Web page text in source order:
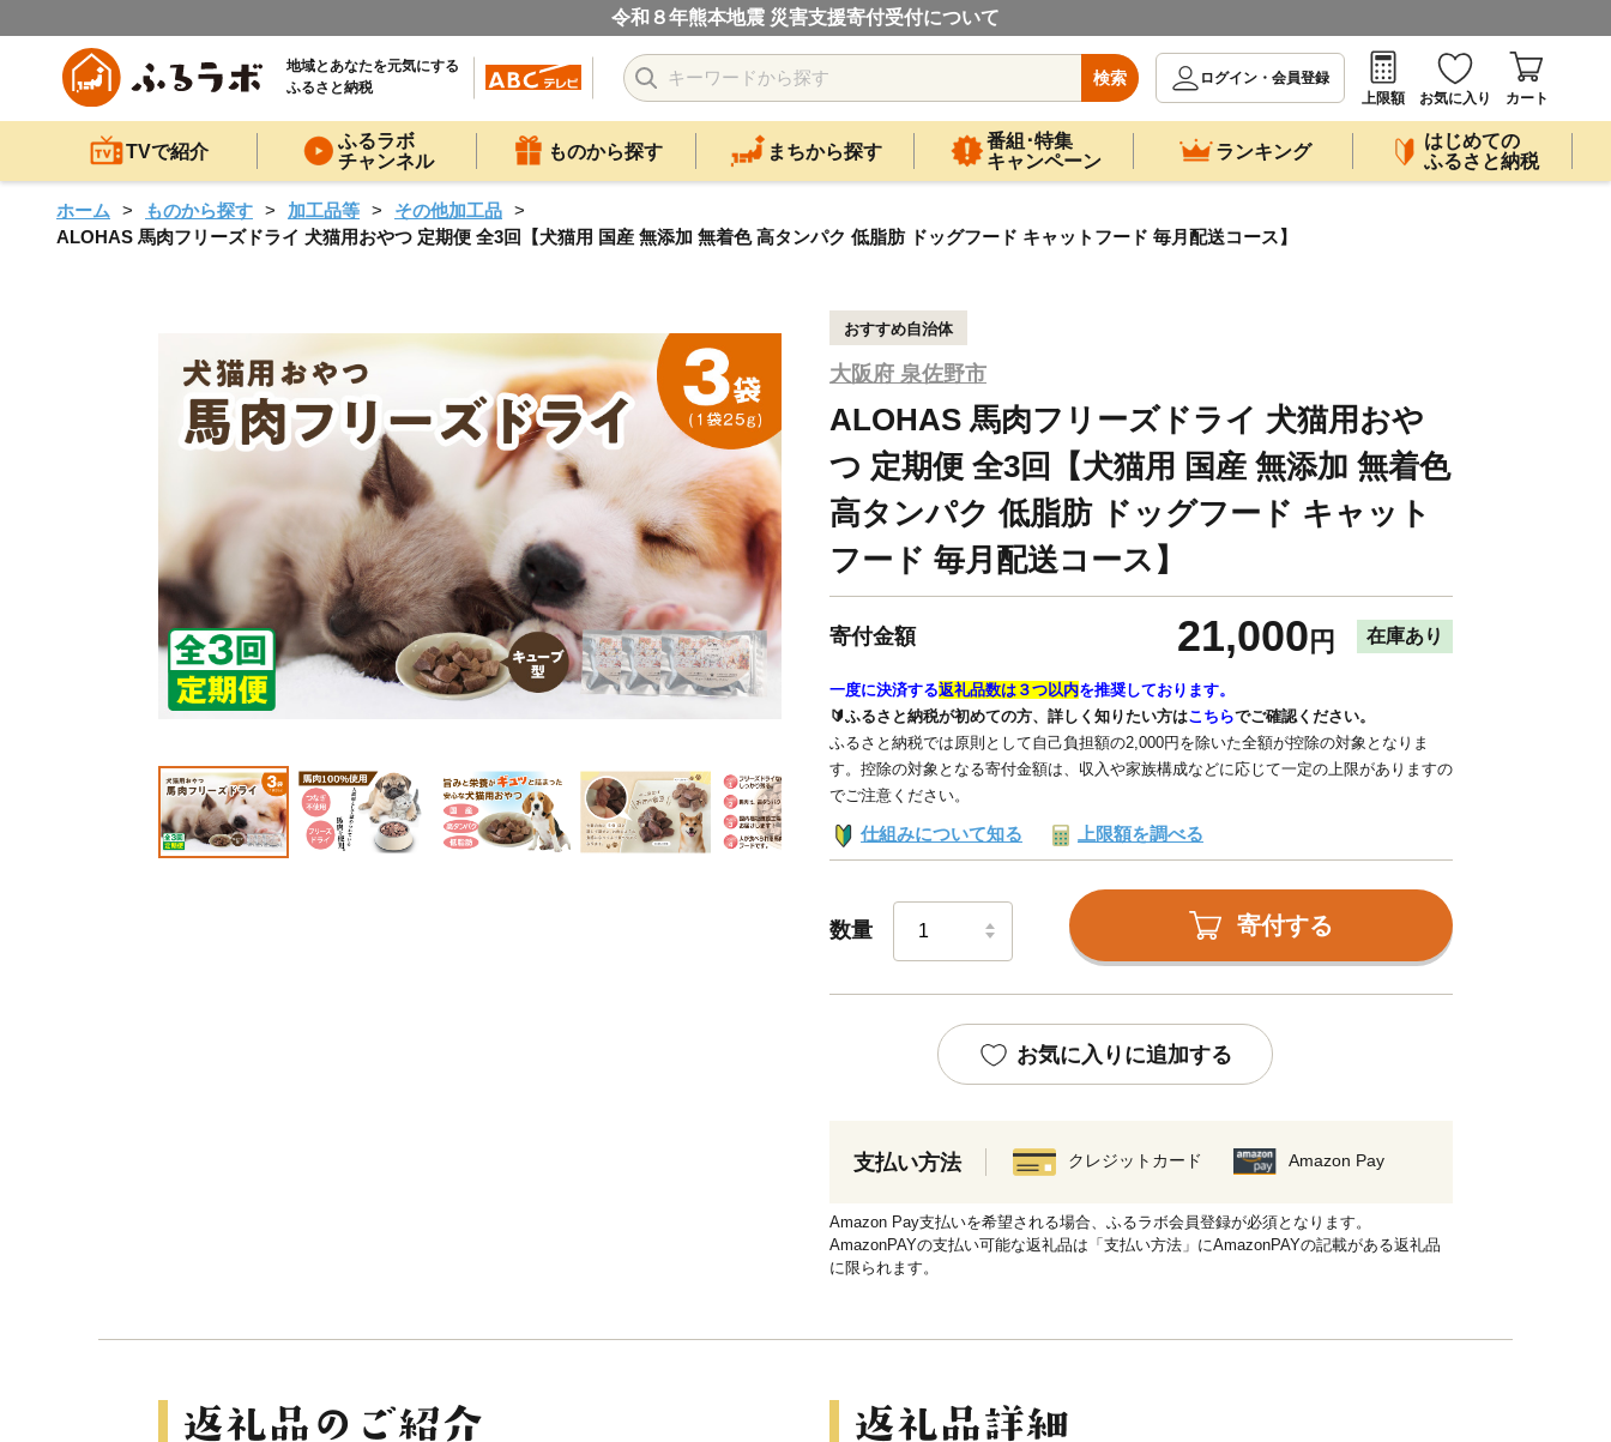
令和８年熊本地震 災害支援寄付受付について
地域とあなたを元気にする
ふるさと納税
検索
ログイン・会員登録
上限額
お気に入り カート
TVで紹介
ふるラボ
チャンネル
ものから探す まちから探す
番組･特集
キャンペーン
ランキング
はじめての
ふるさと納税
ホーム ものから探す 加工品等
その他加工品
ALOHAS 馬肉フリーズドライ 犬猫用おやつ 定期便 全3回【犬猫用 国産 無添加 無着色 高タンパク 低脂肪 ドッグフード キャットフード 毎月配送コース】
おすすめ自治体
大阪府 泉佐野市
ALOHAS 馬肉フリーズドライ 犬猫用おや
つ 定期便 全3回【犬猫用 国産 無添加 無着色
高タンパク 低脂肪 ドッグフード キャット
フード 毎月配送コース】
寄付金額 21,000 円 在庫あり
一度に決済する返礼品数は３つ以内を推奨しております。
🔰ふるさと納税が初めての方、詳しく知りたい方はこちらでご確認ください。
ふるさと納税では原則として自己負担額の2,000円を除いた全額が控除の対象となりま
す。控除の対象となる寄付金額は、収入や家族構成などに応じて一定の上限がありますの
でご注意ください。
仕組みについて知る 上限額を調べる
数量 寄付する
お気に入りに追加する
支払い方法 クレジットカード Amazon Pay
Amazon Pay支払いを希望される場合、ふるラボ会員登録が必須となります。
AmazonPAYの支払い可能な返礼品は「支払い方法」にAmazonPAYの記載がある返礼品
に限られます。